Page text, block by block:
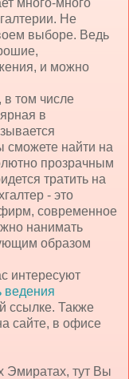
много-много
Не
выборе. Ведь
и можно
в том числе
в
сможете найти на
прозрачным
тратить на
- это
современное
нанимать
образом
интересуют
ведения
ссылке. Также
сайте, в офисе
Эмиратах, тут Вы